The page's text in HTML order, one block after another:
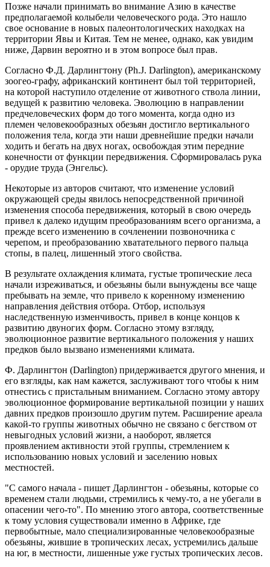
Позже начали принимать во внимание Азию в качестве
предполагаемой колыбели человеческого рода. Это нашло
свое основание в новых палеонтологических находках на
территории Явы и Китая. Тем не менее, однако, как увидим
ниже, Дарвин вероятно и в этом вопросе был прав.
Согласно Ф.Д. Дарлингтону (Ph.J. Darlington), американскому
зоогео-графу, африканский континент был той территорией,
на которой наступило отделение от животного ствола линии,
ведущей к развитию человека. Эволюцию в направлении
предчеловеческих форм до того момента, когда одно из
племен человекообразных обезьян достигло вертикального
положения тела, когда эти наши древнейшие предки начали
ходить и бегать на двух ногах, освобождая этим передние
конечности от функции передвижения. Сформировалась рука
- орудие труда (Энгельс).
Некоторые из авторов считают, что изменение условий
окружающей среды явилось непосредственной причиной
изменения способа передвижения, который в свою очередь
привел к далеко идущим преобразованиям всего организма, а
прежде всего изменению в сочленении позвоночника с
черепом, и преобразованию хватательного первого пальца
стопы, в палец, лишенный этого свойства.
В результате охлаждения климата, густые тропические леса
начали изреживаться, и обезьяны были вынуждены все чаще
пребывать на земле, что привело к коренному изменению
направления действия отбора. Отбор, используя
наследственную изменчивость, привел в конце концов к
развитию двуногих форм. Согласно этому взгляду,
эволюционное развитие вертикального положения у наших
предков было вызвано изменениями климата.
Ф. Дарлингтон (Darlington) придерживается другого мнения, и
его взгляды, как нам кажется, заслуживают того чтобы к ним
отнестись с пристальным вниманием. Согласно этому автору
эволюционное формирование вертикальной позиции у наших
давних предков произошло другим путем. Расширение ареала
какой-то группы животных обычно не связано с бегством от
невыгодных условий жизни, а наоборот, является
проявлением активности этой группы, стремлением к
использованию новых условий и заселению новых
местностей.
"С самого начала - пишет Дарлингтон - обезьяны, которые со
временем стали людьми, стремились к чему-то, а не убегали в
опасении чего-то". По мнению этого автора, соответственные
к тому условия существовали именно в Африке, где
первобытные, мало специализированные человекообразные
обезьяны, жившие в тропических лесах, устремились дальше
на юг, в местности, лишенные уже густых тропических лесов.